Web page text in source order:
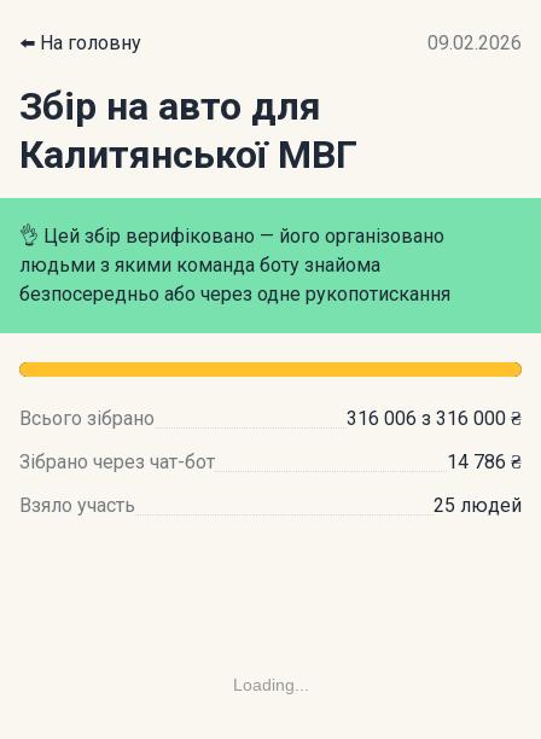
⬅️ На головну 09.02.2026
Збір на авто для
Калитянської МВГ
👌 Цей збір верифіковано — його організовано
людьми з якими команда боту знайома
безпосередньо або через одне рукопотискання
Всього зібрано
316 006 з 316 000 ₴
Зібрано через чат-бот
14 786 ₴
Взяло участь
25 людей
Loading...